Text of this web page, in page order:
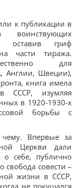
к публикации в
воинствующих
оставив гриф
на части тиража.
для
Англии, Швеции),
книга имела
СССР, изумляя
в 1920-1930-х
борьбы с
чему. Впервые за
Церкви дали
о себе, публично
свобода совести –
жизни в СССР,